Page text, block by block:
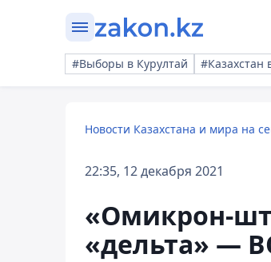
#Выборы в Курултай #Казахстан
Новости Казахстана и мира на
22:35, 12 декабря 2021
«Омикрон-
«дельта» —